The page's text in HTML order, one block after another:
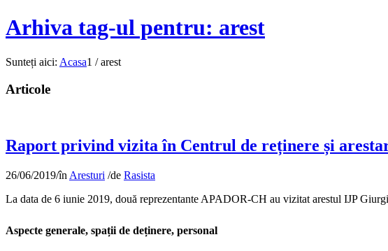
Arhiva tag-ul pentru: arest
Sunteți aici: Acasa1 / arest
Articole
Raport privind vizita în Centrul de reținere și
26/06/2019/în Aresturi /de Rasista
La data de 6 iunie 2019, două reprezentante APADOR-CH au vizitat arestul IJP
Aspecte generale, spații de deținere, personal